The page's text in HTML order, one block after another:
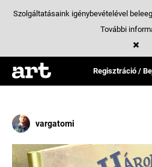
Regisztráció /
Találatok/ 1:
haromszavas_toertenetek
vargatomi
Szolgáltatásaink igénybevételével
További